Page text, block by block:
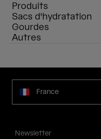
Produits
Sacs d'hydratation
Gourdes
Autres
France
Newsletter